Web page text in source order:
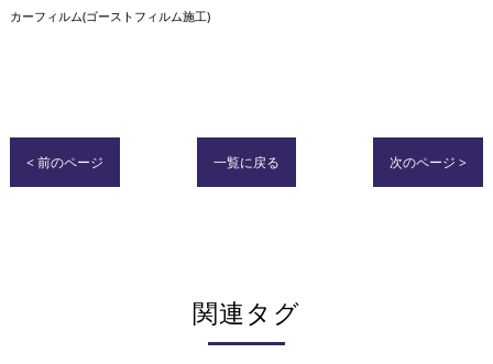
カーフィルム(ゴーストフィルム施工)
< 前のページ 一覧に戻る 次のページ >
関連タグ